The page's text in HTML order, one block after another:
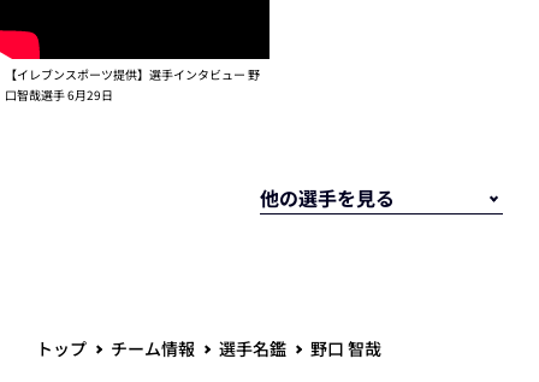
【イレブンスポーツ提供】選手インタビュー 野
口智哉選手 6月29日
トップ チーム情報 選手名鑑 野口 智哉